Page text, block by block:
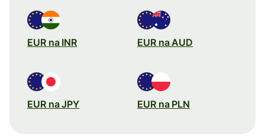
EUR na INR EUR na AUD
EUR na JPY EUR na PLN